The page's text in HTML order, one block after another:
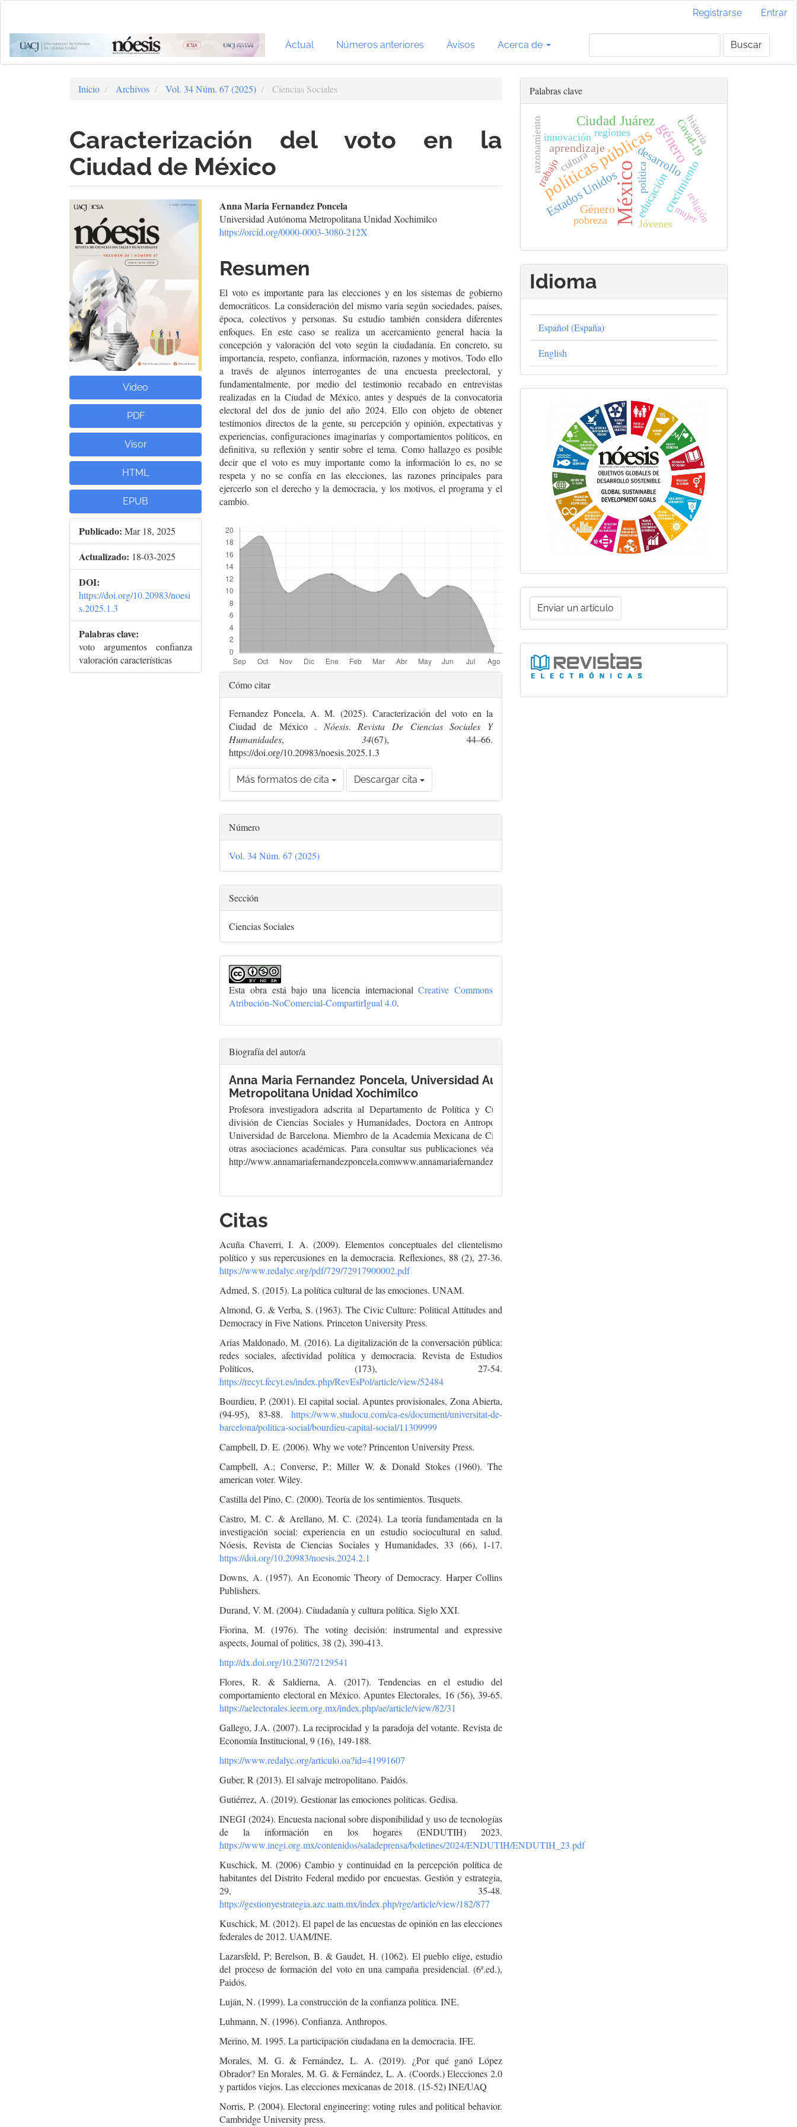
Contenido
principal
Barra
Registrarse Entrar
Actual Números anteriores Avisos Acerca de Buscar
Inicio Archivos Vol. 34 Núm. 67 (2025) Ciencias Sociales
Caracterización del voto en la
Ciudad de México
Barra
lateral
del
artículo
Video
PDF
Visor
HTML
EPUB
Publicado: Mar 18, 2025
Actualizado: 18-03-2025
DOI:
https://doi.org/10.20983/noesi
s.2025.1.3
Palabras clave:
voto argumentos confianza
valoración características
Contenido
principal
artículo
Anna Maria Fernandez Poncela
Universidad Autónoma Metropolitana Unidad Xochimilco
https://orcid.org/0000-0003-3080-212X
Resumen
El voto es importante para las elecciones y en los sistemas de gobierno
democráticos. La consideración del mismo varía según sociedades, países,
época, colectivos y personas. Su estudio también considera diferentes
enfoques. En este caso se realiza un acercamiento general hacia la
concepción y valoración del voto según la ciudadanía. En concreto, su
importancia, respeto, confianza, información, razones y motivos. Todo ello
a través de algunos interrogantes de una encuesta preelectoral, y
fundamentalmente, por medio del testimonio recabado en entrevistas
realizadas en la Ciudad de México, antes y después de la convocatoria
electoral del dos de junio del año 2024. Ello con objeto de obtener
testimonios directos de la gente, su percepción y opinión, expectativas y
experiencias, configuraciones imaginarias y comportamientos políticos, en
definitiva, su reflexión y sentir sobre el tema. Como hallazgo es posible
decir que el voto es muy importante como la información lo es, no se
respeta y no se confía en las elecciones, las razones principales para
ejercerlo son el derecho y la democracia, y los motivos, el programa y el
cambio.
Detalles
del
artículo
Cómo citar
Fernandez Poncela, A. M. (2025). Caracterización del voto en la
Ciudad de México . Nóesis. Revista De Ciencias Sociales Y
Humanidades,34(67), 44–66.
https://doi.org/10.20983/noesis.2025.1.3
Más formatos de cita Descargar cita
Número
Vol. 34 Núm. 67 (2025)
Sección
Ciencias Sociales
Esta obra está bajo una licencia internacionalCreative Commons
Atribución-NoComercial-CompartirIgual 4.0.
Biografía del autor/a
Anna Maria Fernandez Poncela, Universidad Autónoma
Metropolitana Unidad Xochimilco
Profesora investigadora adscrita al Departamento de Política y Cultura, de la
división de Ciencias Sociales y Humanidades, Doctora en Antropología por la
Universidad de Barcelona. Miembro de la Academia Mexicana de Ciencias, entre
otras asociaciones académicas. Para consultar sus publicaciones véase la página
http://www.annamariafernandezponcela.comwww.annamariafernandezponcela.com
Citas
Acuña Chaverri, I. A. (2009). Elementos conceptuales del clientelismo
político y sus repercusiones en la democracia. Reflexiones, 88 (2), 27-36.
https://www.redalyc.org/pdf/729/72917900002.pdf
Admed, S. (2015). La política cultural de las emociones. UNAM.
Almond, G. & Verba, S. (1963). The Civic Culture: Political Attitudes and
Democracy in Five Nations. Princeton University Press.
Arias Maldonado, M. (2016). La digitalización de la conversación pública:
redes sociales, afectividad política y democracia. Revista de Estudios
Políticos, (173), 27-54.
https://recyt.fecyt.es/index.php/RevEsPol/article/view/52484
Bourdieu, P. (2001). El capital social. Apuntes provisionales, Zona Abierta,
(94-95), 83-88. https://www.studocu.com/ca-es/document/universitat-de-
barcelona/politica-social/bourdieu-capital-social/11309999
Campbell, D. E. (2006). Why we vote? Princenton University Press.
Campbell, A.; Converse, P.; Miller W. & Donald Stokes (1960). The
american voter. Wiley.
Castilla del Pino, C. (2000). Teoría de los sentimientos. Tusquets.
Castro, M. C. & Arellano, M. C. (2024). La teoría fundamentada en la
investigación social: experiencia en un estudio sociocultural en salud.
Nóesis, Revista de Ciencias Sociales y Humanidades, 33 (66), 1-17.
https://doi.org/10.20983/noesis.2024.2.1
Downs, A. (1957). An Economic Theory of Democracy. Harper Collins
Publishers.
Durand, V. M. (2004). Ciudadanía y cultura política. Siglo XXI.
Fiorina, M. (1976). The voting decisión: instrumental and expressive
aspects, Journal of politics, 38 (2), 390-413.
http://dx.doi.org/10.2307/2129541
Flores, R. & Saldierna, A. (2017). Tendencias en el estudio del
comportamiento electoral en México. Apuntes Electorales, 16 (56), 39-65.
https://aelectorales.ieem.org.mx/index.php/ae/article/view/82/31
Gallego, J.A. (2007). La reciprocidad y la paradoja del votante. Revista de
Economía Institucional, 9 (16), 149-188.
https://www.redalyc.org/articulo.oa?id=41991607
Guber, R (2013). El salvaje metropolitano. Paidós.
Gutiérrez, A. (2019). Gestionar las emociones políticas. Gedisa.
INEGI (2024). Encuesta nacional sobre disponibilidad y uso de tecnologías
de la información en los hogares (ENDUTIH) 2023.
https://www.inegi.org.mx/contenidos/saladeprensa/boletines/2024/ENDUTIH/ENDUTIH_23.pdf
Kuschick, M. (2006) Cambio y continuidad en la percepción política de
habitantes del Distrito Federal medido por encuestas. Gestión y estrategia,
29, 35-48.
https://gestionyestrategia.azc.uam.mx/index.php/rge/article/view/182/877
Kuschick, M. (2012). El papel de las encuestas de opinión en las elecciones
federales de 2012. UAM/INE.
Lazarsfeld, P; Berelson, B. & Gaudet, H. (1062). El pueblo elige, estudio
del proceso de formación del voto en una campaña presidencial. (6ª.ed.),
Paidós.
Luján, N. (1999). La construcción de la confianza política. INE.
Luhmann, N. (1996). Confianza. Anthropos.
Merino, M. 1995. La participación ciudadana en la democracia. IFE.
Morales, M. G. & Fernández, L. A. (2019). ¿Por qué ganó López
Obrador? En Morales, M. G. & Fernández, L. A. (Coords.) Elecciones 2.0
y partidos viejos. Las elecciones mexicanas de 2018. (15-52) INE/UAQ
Norris, P. (2004). Electoral engineering: voting rules and political behavior.
Cambridge University press.
Palabras clave
México
políticas públicasgénero
Ciudad Juárez
Estados Unidos
desarrollo
educación
aprendizaje
crecimiento
Género
Covid-19
Jóvenes
regiones
innovación
cultura
pobreza
trabajo política
mujer
religión
razonamiento historia
Idioma
Español (España)
English
Objetivos
Globales
Enviar
un
artículo
Enviar un artículo
Ligas